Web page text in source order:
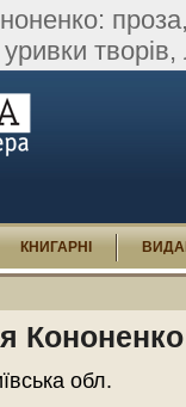
проза,
творів,
КНИГАРНІ
Кононенко
обл.